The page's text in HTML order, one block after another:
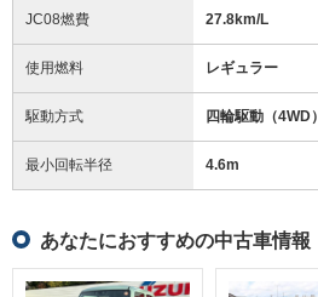
JC08燃費 27.8km/L
使用燃料 レギュラー
駆動方式 四輪駆動（4WD）
最小回転半径 4.6m
あなたにおすすめの中古車情報